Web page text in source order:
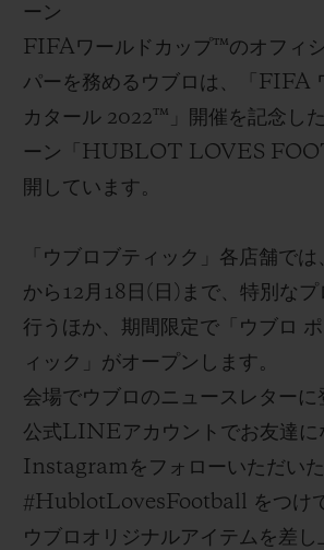
この新たなコネクテッドウォッチ
舞台へ駆け上がって
いく疾走感 と
監督や選手たちが見られる貴重な
覧ください。
期間限定：ウブロブティックにサ
日本
限定モデル「ビッグ・バン e
リー」の発売を記念して、「ウブ
ク」のファサード
に、アーティス
って描かれたサッカー日本
代表
場
™開催
体 が ブルー にライトアップされ
時にはブルーの光が点滅する特別
ーン
FIFAワールドカップ™のオフィ
パー を務めるウブロは 、「 FIFA
カタール 2022™ 」開催を記念 し
ーン
HUBLOT LOVES
開し て います。
「ウブロブティック」各店舗では
から 12 月 18 日 ( 日 ) まで、特別な
行うほか、期間限定で「ウブロ
ィック」がオープンします。
会場でウブロ のニュースレターに
公式LINE アカウントでお友達
Instagramを フォローいただいた
#HublotLovesFootball をつけ
ウブロオリジナルアイテムを差し